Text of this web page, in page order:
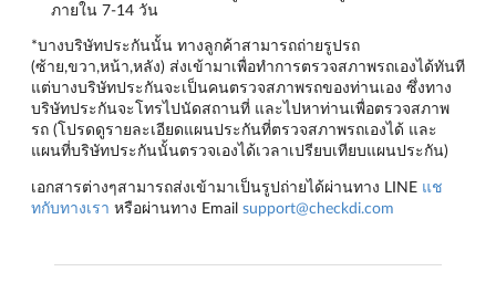
ภายใน 7-14 วัน
*บางบริษัทประกันนั้น ทางลูกค้าสามารถถ่ายรูปรถ
(ซ้าย,ขวา,หน้า,หลัง) ส่งเข้ามาเพื่อทำการตรวจสภาพรถเองได้ทันที
แต่บางบริษัทประกันจะเป็นคนตรวจสภาพรถของท่านเอง ซึ่งทาง
บริษัทประกันจะโทรไปนัดสถานที่ และไปหาท่านเพื่อตรวจสภาพ
รถ (โปรดดูรายละเอียดแผนประกันที่ตรวจสภาพรถเองได้ และ
แผนที่บริษัทประกันนั้นตรวจเองได้เวลาเปรียบเทียบแผนประกัน)
เอกสารต่างๆสามารถส่งเข้ามาเป็นรูปถ่ายได้ผ่านทาง LINE แช
ทกับทางเรา หรือผ่านทาง Email support@checkdi.com